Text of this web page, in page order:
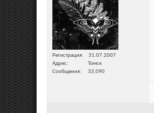
Регистрация
31.07.2007
Адрес
Томск
Сообщения
33,090